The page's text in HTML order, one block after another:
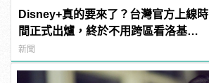
Disney+真的要來了？台灣官方上線時
間正式出爐，終於不用跨區看洛基
啦！ | manfashion這樣變型男
新聞